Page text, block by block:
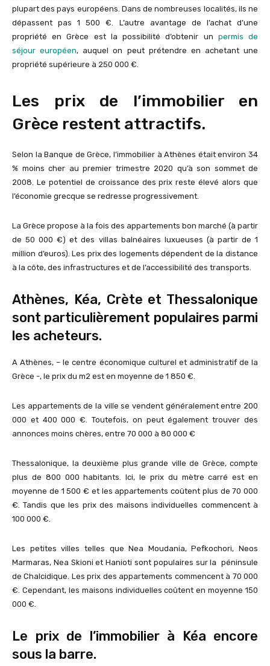
plupart des pays européens. Dans de nombreuses localités, ils ne
dépassent pas 1 500 €. L’autre avantage de l’achat d’une
propriété en Grèce est la possibilité d’obtenir un permis de
séjour européen, auquel on peut prétendre en achetant une
propriété supérieure à 250 000 €.
Les prix de l’immobilier en
Grèce restent attractifs.
Selon la Banque de Grèce, l’immobilier à Athènes était environ 34
% moins cher au premier trimestre 2020 qu’à son sommet de
2008. Le potentiel de croissance des prix reste élevé alors que
l’économie grecque se redresse progressivement.
La Grèce propose à la fois des appartements bon marché (à partir
de 50 000 €) et des villas balnéaires luxueuses (à partir de 1
million d’euros). Les prix des logements dépendent de la distance
à la côte, des infrastructures et de l’accessibilité des transports.
Athènes, Kéa, Crète et Thessalonique
sont particulièrement populaires parmi
les acheteurs.
A Athènes, – le centre économique culturel et administratif de la
Grèce -, le prix du m2 est en moyenne de 1 850 €.
Les appartements de la ville se vendent généralement entre 200
000 et 400 000 €. Toutefois, on peut également trouver des
annonces moins chères, entre 70 000 à 80 000 €
Thessalonique, la deuxième plus grande ville de Grèce, compte
plus de 800 000 habitants. Ici, le prix du mètre carré est en
moyenne de 1 500 € et les appartements coûtent plus de 70 000
€. Tandis que les prix des maisons individuelles commencent à
100 000 €.
Les petites villes telles que Nea Moudania, Pefkochori, Neos
Marmaras, Nea Skioni et Hanioti sont populaires sur la péninsule
de Chalcidique. Les prix des appartements commencent à 70 000
€. Cependant, les maisons individuelles coûtent en moyenne 150
000 €.
Le prix de l’immobilier à Kéa encore
sous la barre.